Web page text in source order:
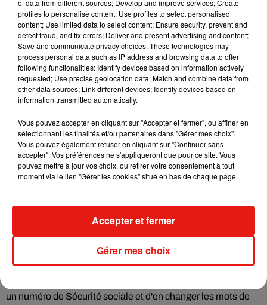
extorquer des identifiants et code d'accès...).
Selon l'entourage du ministre de la Santé François Braun,
l'hopital« est pleinement mobilisé pour informer
individuellement les patients ainsi que les membres de son
personnel concerné ».« L’établissement veille également à
ce qu’ils fassent preuve de la plus grande vigilance face
aux tentatives d’escroqueriequi pourraient intervenir dans
les prochains mois »
, a-t-on ajouté de même source. Dans
son communiqué de presse, l'hôpital de Corbeil-Essonnes a
rappelé les principales mesures de sécurité à suivre. En cas
de réception d'un email, SMS, ou appel téléphonique
demandant telle ou telle action, il faut«vérifier que
jamais fournir d’informations confidentielles (bancaires,
Il faut« être vigilant si le ton du message est pressant, qu’il
vous pousse à l’action, d’autant plus si vous n’attendiez pas
ce message », a également indiqué l’hôpital. Celui-ci
un numéro de Sécurité sociale et d'en changer les mots de
of data from different sources; Develop and improve services; Create
profiles to personalise content; Use profiles to select personalised
content; Use limited data to select content; Ensure security, prevent and
detect fraud, and fix errors; Deliver and present advertising and content;
Save and communicate privacy choices. These technologies may
process personal data such as IP address and browsing data to offer
following functionalities: Identify devices based on information actively
requested; Use precise geolocation data; Match and combine data from
other data sources; Link different devices; Identify devices based on
information transmitted automatically.
Vous pouvez accepter en cliquant sur "Accepter et fermer", ou affiner en
sélectionnant les finalités et/ou partenaires dans "Gérer mes choix".
Vous pouvez également refuser en cliquant sur "Continuer sans
accepter". Vos préférences ne s'appliqueront que pour ce site. Vous
pouvez mettre à jour vos choix, ou retirer votre consentement à tout
moment via le lien "Gérer les cookies" situé en bas de chaque page.
Gérer mes choix
Accepter et fermer